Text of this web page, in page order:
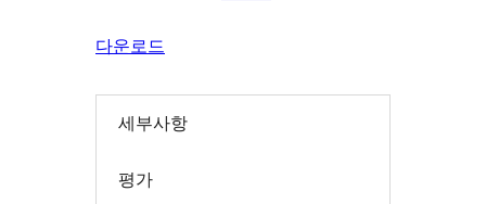
다운로드
세부사항
평가